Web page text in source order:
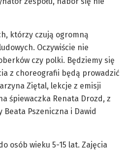
którzy czują ogromną
Oczywiście nie
czy polki. Będziemy się
z choreografii będą prowadzić
Ziętal, lekcje z emisji
śpiewaczka Renata Drozd, z
Pszeniczna i Dawid
osób wieku 5-15 lat. Zajęcia